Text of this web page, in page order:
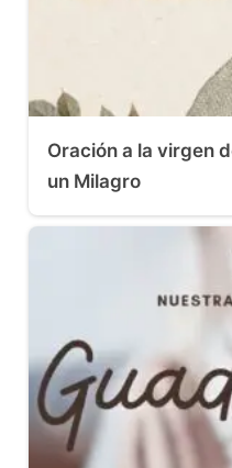
Oración a la virgen
un Milagro